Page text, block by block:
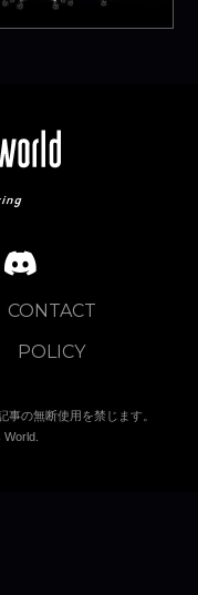
CONTACT
POLICY
の無断使用を禁じます。